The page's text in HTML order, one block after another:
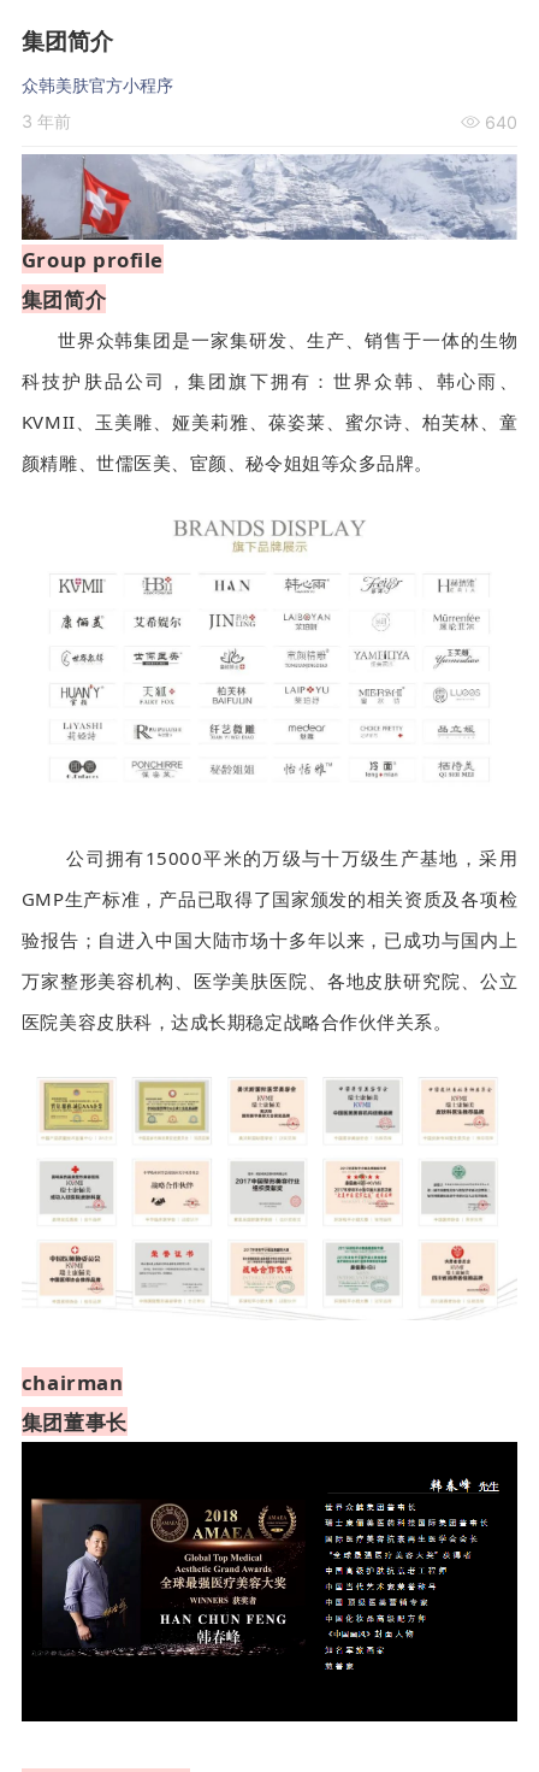
集团简介
众韩美肤官方小程序
3 年前
640
Group profile
集团简介
世界众韩集团是一家集研发、生产、销售于一体的生物
科技护肤品公司，集团旗下拥有：世界众韩、韩心雨、
KVMII、玉美雕、娅美莉雅、葆姿莱、蜜尔诗、柏芙林、童
颜精雕、世儒医美、宦颜、秘令姐姐等众多品牌。
公司拥有15000平米的万级与十万级生产基地，采用
GMP生产标准，产品已取得了国家颁发的相关资质及各项检
验报告；自进入中国大陆市场十多年以来，已成功与国内上
万家整形美容机构、医学美肤医院、各地皮肤研究院、公立
医院美容皮肤科，达成长期稳定战略合作伙伴关系。
chairman
集团董事长